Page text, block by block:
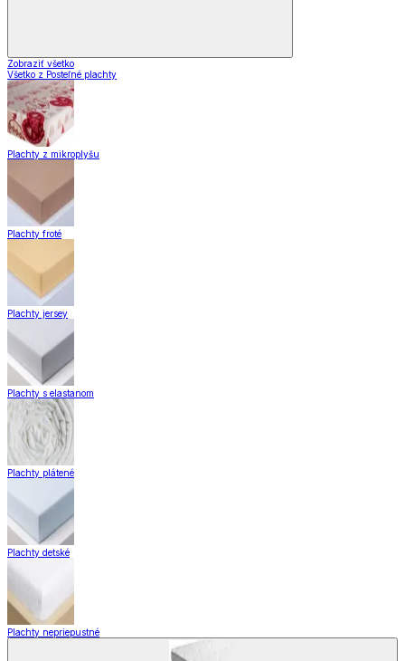
Zobraziť všetko
Všetko z Posteľné plachty
Plachty z mikroplyšu
Plachty froté
Plachty jersey
Plachty s elastanom
Plachty plátené
Plachty detské
Plachty nepriepustné